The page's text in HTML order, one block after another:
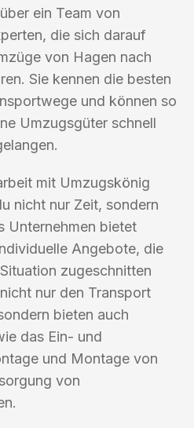
ein Team von
die sich darauf
von Hagen nach
Sie kennen die besten
und können so
Umzugsgüter schnell
mit Umzugskönig
nicht nur Zeit, sondern
Unternehmen bietet
Angebote, die
zugeschnitten
nur den Transport
bieten auch
das Ein- und
und Montage von
von